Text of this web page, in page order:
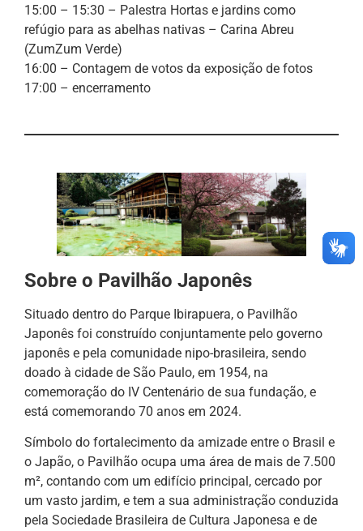
15:00 – 15:30 – Palestra Hortas e jardins como
refúgio para as abelhas nativas – Carina Abreu
(ZumZum Verde)
16:00 – Contagem de votos da exposição de fotos
17:00 – encerramento
Sobre o Pavilhão Japonês
Situado dentro do Parque Ibirapuera, o Pavilhão
Japonês foi construído conjuntamente pelo governo
japonês e pela comunidade nipo-brasileira, sendo
doado à cidade de São Paulo, em 1954, na
comemoração do IV Centenário de sua fundação, e
está comemorando 70 anos em 2024.
Símbolo do fortalecimento da amizade entre o Brasil e
o Japão, o Pavilhão ocupa uma área de mais de 7.500
m², contando com um edifício principal, cercado por
um vasto jardim, e tem a sua administração conduzida
pela Sociedade Brasileira de Cultura Japonesa e de